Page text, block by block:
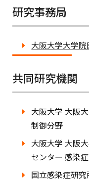
研究事務局
大阪大学大学
共同研究機関
大阪大学 大阪
制御分野
大阪大学 大阪
センター 感染
国立感染症研